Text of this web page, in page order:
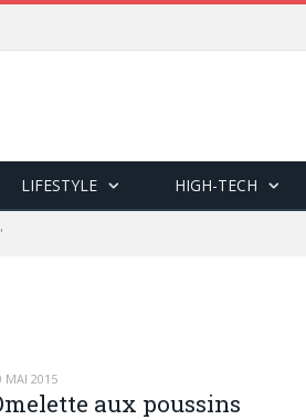
LIFESTYLE HIGH-TECH
MAI 2015
aux poussins